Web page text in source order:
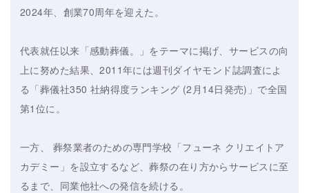
2024年、創業70周年を迎えた。
代表就任以来「感動葬儀。」をテーマに掲げ、サービスの向
上に努めた結果、2011年には週刊ダイヤモンド誌調査によ
る「葬儀社350 社納得度ランキング (2月14日発売)」で全国
第1位に。
一方、 葬祭業者のための専門学校「フューネ クリエイトア
カデミー」を設立するなど、葬祭の在り方からサービスに至
るまで、同業他社への発信を続ける。